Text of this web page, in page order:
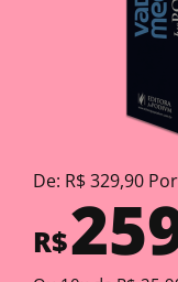
De: R$ 329,90
R$